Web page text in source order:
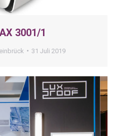
3001/1
31 Juli 2019